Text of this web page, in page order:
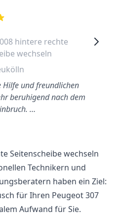
hintere rechte
wechseln
und freundlichen
beruhigend nach dem
…
Seitenscheibe wechseln
Technikern und
haben ein Ziel:
für Ihren Peugeot 307
Aufwand für Sie.